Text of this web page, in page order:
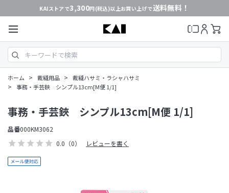
KAIストアで3,300円(税込)以上お買い上げで送料無料！
ホーム > 裁縫用品 > 裁縫ハサミ・ラシャハサミ
> 事務・手芸鋏 シンプル13cm[M便 1/1]
0.0 （0） レビューを書く
事務・手芸鋏 シンプル13cm[M便 1/1]
品番000KM3062